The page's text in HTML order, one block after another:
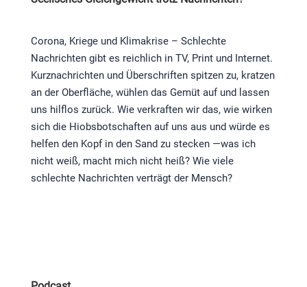
Corona, Kriege und Klimakrise – Schlechte
Nachrichten gibt es reichlich in TV, Print und Internet.
Kurznachrichten und Überschriften spitzen zu, kratzen
an der Oberfläche, wühlen das Gemüt auf und lassen
uns hilflos zurück. Wie verkraften wir das, wie wirken
sich die Hiobsbotschaften auf uns aus und würde es
helfen den Kopf in den Sand zu stecken —was ich
nicht weiß, macht mich nicht heiß? Wie viele
schlechte Nachrichten verträgt der Mensch?